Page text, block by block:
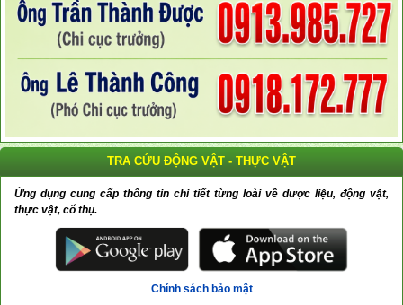
TRA CỨU ĐỘNG VẬT - THỰC VẬT
Ứng dụng cung cấp thông tin chi tiết từng loài về dược liệu, động vật,
thực vật, cổ thụ.
Chính sách bảo mật